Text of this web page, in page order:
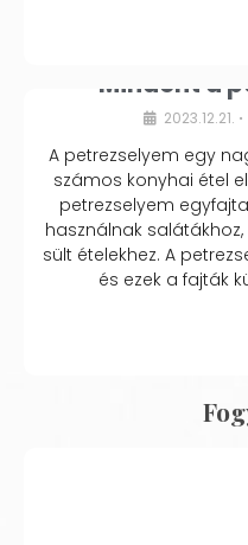
Mindent a
2023.12.21. •
A petrezselyem egy
számos konyhai étel
petrezselyem
használnak
sült ételekhez. A
és ezek a fajták